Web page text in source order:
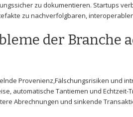
zu dokumentieren. Startups
zu ​nachverfolgbaren,
der Branche
Provenienz,Fälschungsrisiken und
automatische Tantiemen und⁣ Echtzeit-
Abrechnungen und sinkende‌